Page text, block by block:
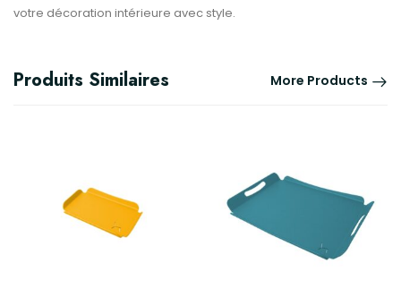
votre décoration intérieure avec style.
Produits Similaires More Products